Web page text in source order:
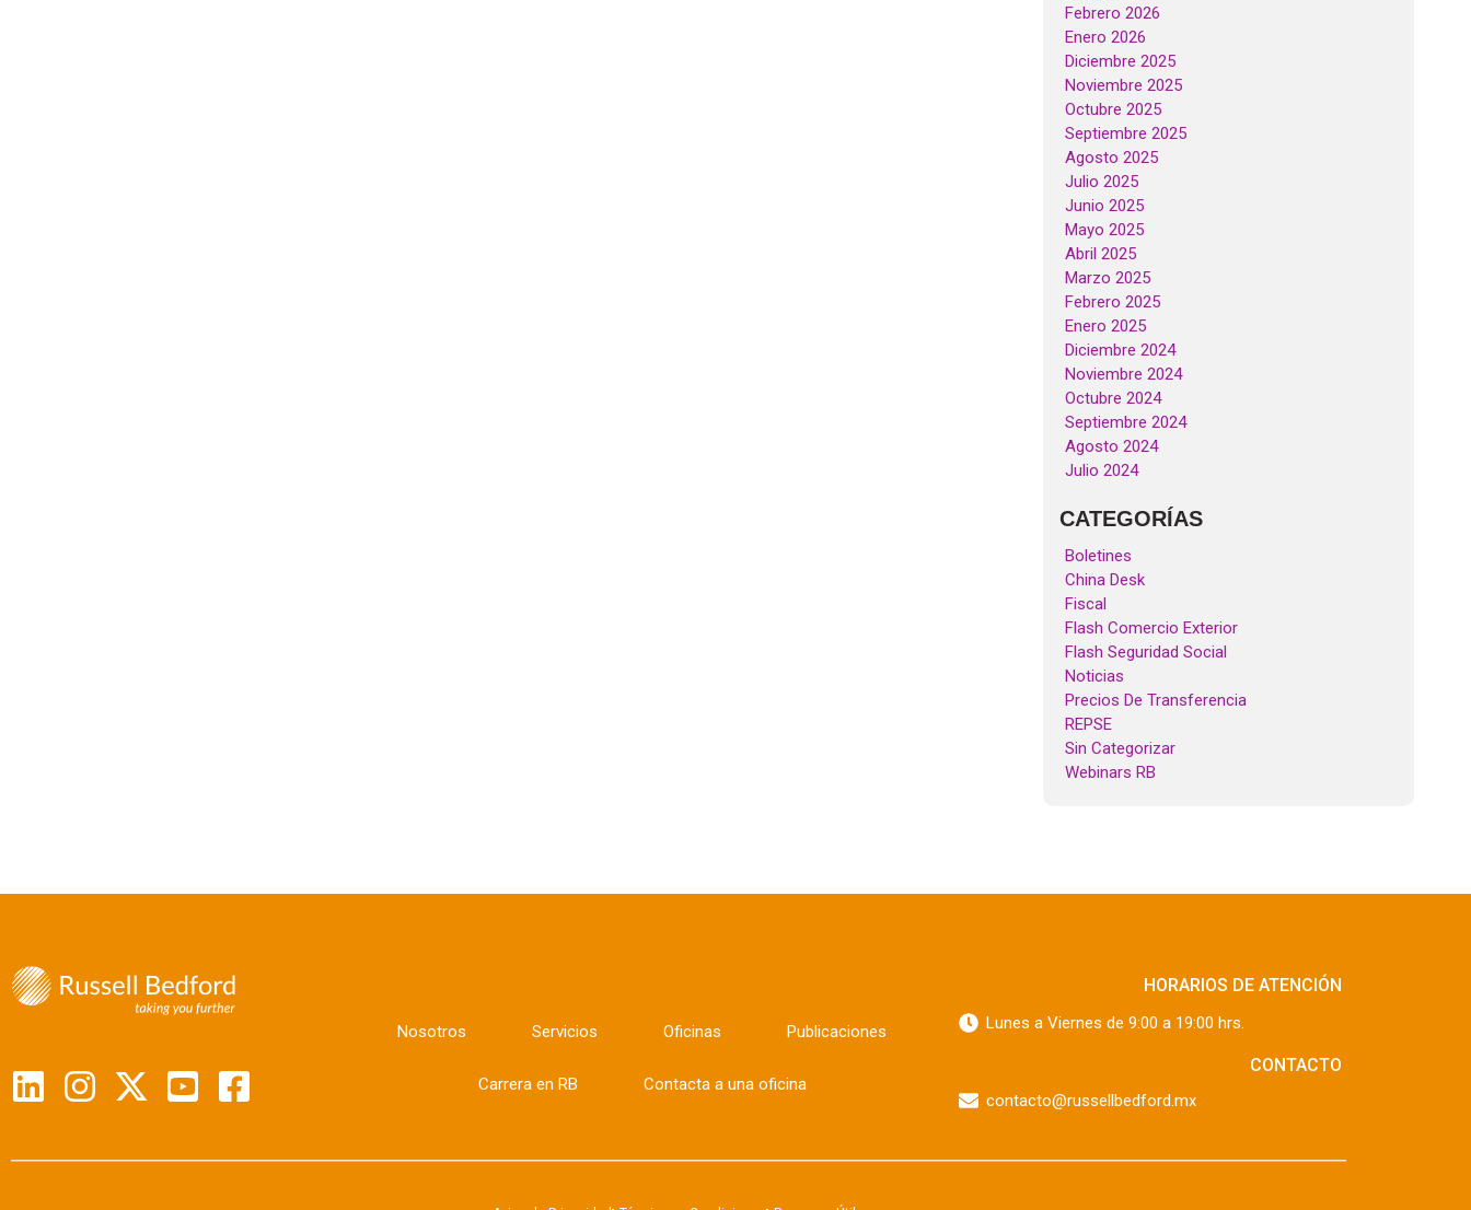
Febrero 2026
Enero 2026
Diciembre 2025
Noviembre 2025
Octubre 2025
Septiembre 2025
Agosto 2025
Julio 2025
Junio 2025
Mayo 2025
Abril 2025
Marzo 2025
Febrero 2025
Enero 2025
Diciembre 2024
Noviembre 2024
Octubre 2024
Septiembre 2024
Agosto 2024
Julio 2024
CATEGORÍAS
Boletines
China Desk
Fiscal
Flash Comercio Exterior
Flash Seguridad Social
Noticias
Precios De Transferencia
REPSE
Sin Categorizar
Webinars RB
Nosotros Servicios Oficinas Publicaciones
Carrera en RB Contacta a una oficina
HORARIOS DE ATENCIÓN
Lunes a Viernes de 9:00 a 19:00 hrs.
CONTACTO
contacto@russellbedford.mx